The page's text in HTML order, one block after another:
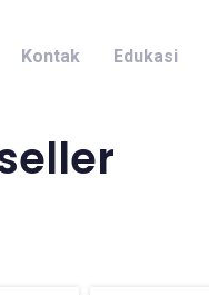
Kontak Edukasi